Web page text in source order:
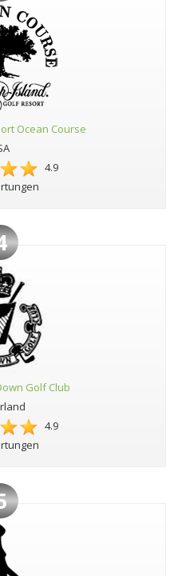
Ocean Course
4.9
Golf Club
4.9